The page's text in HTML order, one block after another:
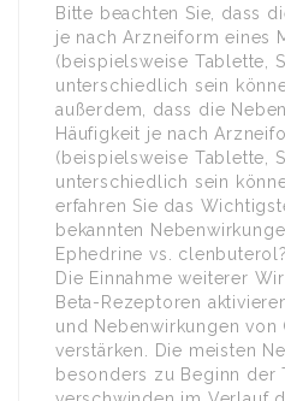
Bitte beachten Sie, dass
je nach Arzneiform eines
(beispielsweise Tablette,
unterschiedlich sein
außerdem, dass die
Häufigkeit je nach
(beispielsweise Tablette,
unterschiedlich sein
erfahren Sie das
bekannten
Ephedrine vs.
Die Einnahme weiterer
Beta-Rezeptoren
und Nebenwirkungen von
verstärken. Die meisten
besonders zu Beginn der